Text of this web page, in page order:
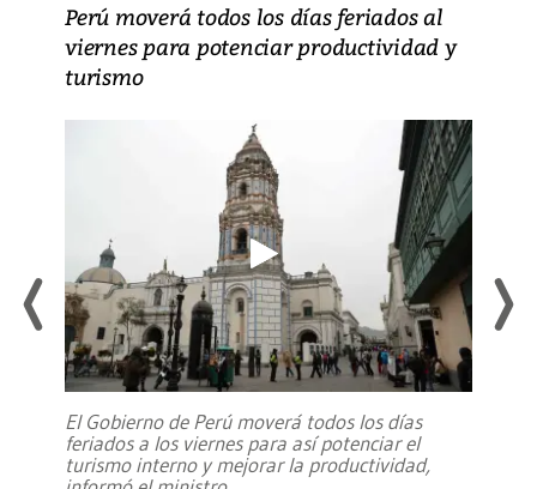
Perú moverá todos los días feriados al
viernes para potenciar productividad y
turismo
El Gobierno de Perú moverá todos los días
feriados a los viernes para así potenciar el
turismo interno y mejorar la productividad,